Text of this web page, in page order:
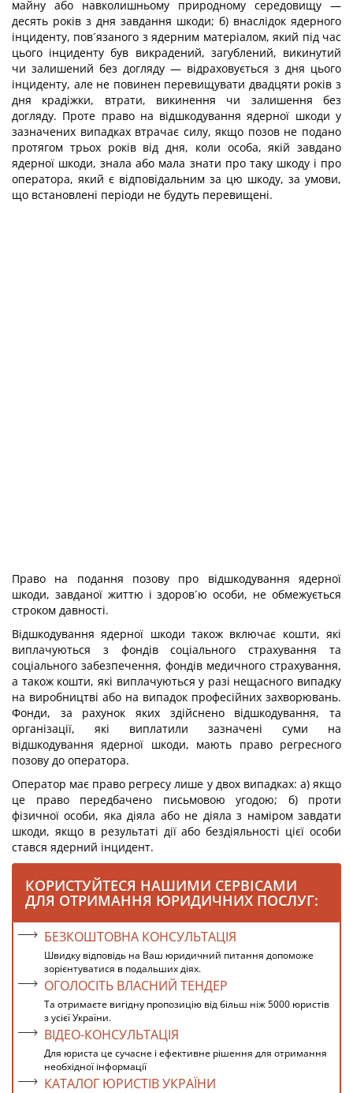
майну або навколишньому природному середовищу —
десять років з дня завдання шкоди; б) внаслідок ядерного
інциденту, пов´язаного з ядерним матеріалом, який під час
цього інциденту був викрадений, загублений, викинутий
чи залишений без догляду — відраховується з дня цього
інциденту, але не повинен перевищувати двадцяти років з
дня крадіжки, втрати, викинення чи залишення без
догляду. Проте право на відшкодування ядерної шкоди у
зазначених випадках втрачає силу, якщо позов не подано
протягом трьох років від дня, коли особа, якій завдано
ядерної шкоди, знала або мала знати про таку шкоду і про
оператора, який є відповідальним за цю шкоду, за умови,
що встановлені періоди не будуть перевищені.
Право на подання позову про відшкодування ядерної
шкоди, завданої життю і здоров´ю особи, не обмежується
строком давності.
Відшкодування ядерної шкоди також включає кошти, які
виплачуються з фондів соціального страхування та
соціального забезпечення, фондів медичного страхування,
а також кошти, які виплачуються у разі нещасного випадку
на виробництві або на випадок професійних захворювань.
Фонди, за рахунок яких здійснено відшкодування, та
організації, які виплатили зазначені суми на
відшкодування ядерної шкоди, мають право регресного
позову до оператора.
Оператор має право регресу лише у двох випадках: а) якщо
це право передбачено письмовою угодою; б) проти
фізичної особи, яка діяла або не діяла з наміром завдати
шкоди, якщо в результаті дії або бездіяльності цієї особи
стався ядерний інцидент.
КОРИСТУЙТЕСЯ НАШИМИ СЕРВІСАМИ
ДЛЯ ОТРИМАННЯ ЮРИДИЧНИХ ПОСЛУГ:
БЕЗКОШТОВНА КОНСУЛЬТАЦІЯ
Швидку відповідь на Ваш юридичний питання допоможе
зорієнтуватися в подальших діях.
ОГОЛОСІТЬ ВЛАСНИЙ ТЕНДЕР
Та отримаєте вигідну пропозицію від більш ніж 5000 юристів
з усієї України.
ВІДЕО-КОНСУЛЬТАЦІЯ
Для юриста це сучасне і ефективне рішення для отримання
необхідної інформації
КАТАЛОГ ЮРИСТІВ УКРАЇНИ